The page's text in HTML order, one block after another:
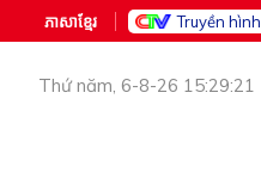
ភាសាខ្មែរ Truyền hình
Thứ năm, 6-8-26 15:29:21